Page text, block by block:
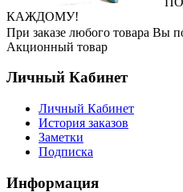
КАЖДОМУ!
При заказе любого товара Вы
Акционный товар
Личный Кабинет
Личный Кабинет
История заказов
Заметки
Подписка
Информация